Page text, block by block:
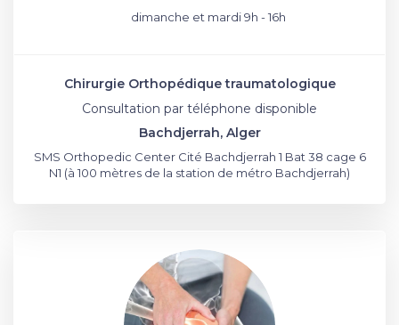
dimanche et mardi 9h - 16h
Chirurgie Orthopédique traumatologique
Consultation par téléphone disponible
Bachdjerrah, Alger
SMS Orthopedic Center Cité Bachdjerrah 1 Bat 38 cage 6
N1 (à 100 mètres de la station de métro Bachdjerrah)